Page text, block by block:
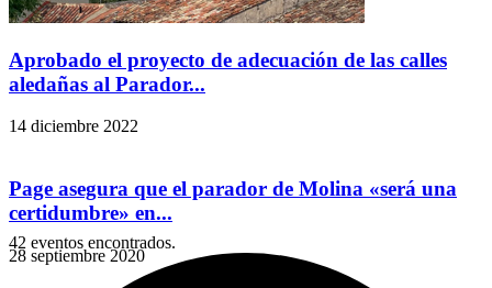
Aprobado el proyecto de adecuación de las calles
aledañas al Parador...
14 diciembre 2022
Page asegura que el parador de Molina «será una
certidumbre» en...
28 septiembre 2020
42 eventos encontrados.